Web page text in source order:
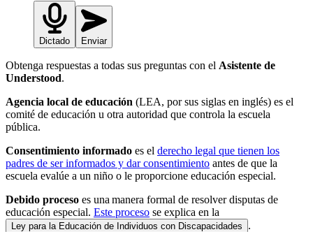
Dictado Enviar
Obtenga respuestas a todas sus preguntas con el Asistente de
Understood.
Agencia local de educación (LEA, por sus siglas en inglés) es el
comité de educación u otra autoridad que controla la escuela
pública.
Consentimiento informado es el derecho legal que tienen los
padres de ser informados y dar consentimiento antes de que la
escuela evalúe a un niño o le proporcione educación especial.
Debido proceso es una manera formal de resolver disputas de
educación especial. Este proceso se explica en la
Ley para la Educación de Individuos con Discapacidades .